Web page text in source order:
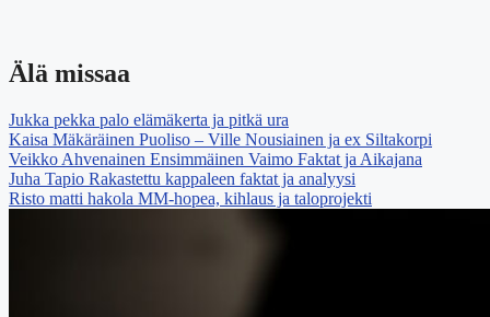
Älä missaa
Jukka pekka palo elämäkerta ja pitkä ura
Kaisa Mäkäräinen Puoliso – Ville Nousiainen ja ex Siltakorpi
Veikko Ahvenainen Ensimmäinen Vaimo Faktat ja Aikajana
Juha Tapio Rakastettu kappaleen faktat ja analyysi
Risto matti hakola MM-hopea, kihlaus ja taloprojekti